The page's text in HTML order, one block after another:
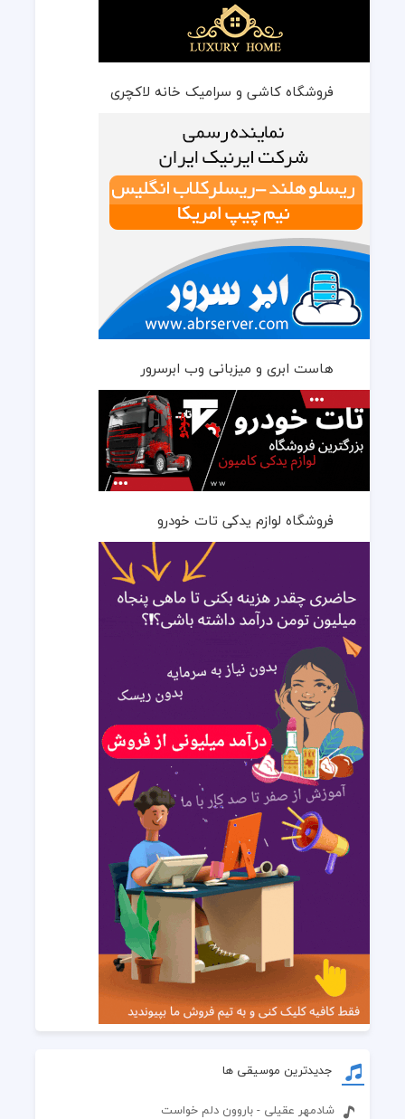
فروشگاه کاشی و سرامیک خانه لاکچری
هاست ابری و میزبانی وب ابرسرور
فروشگاه لوازم یدکی تات خودرو
جدیدترین موسیقی ها
شادمهر عقیلی - باروون دلم خواست